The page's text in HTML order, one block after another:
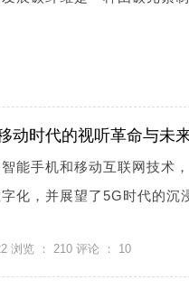
动时代的视听革命与未
能手机和移动互联网技术
化，并展望了5G时代的沉
浏览 ： 210 评论 ： 10